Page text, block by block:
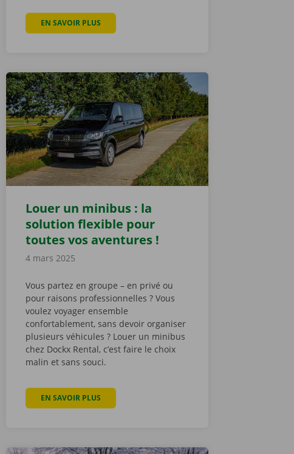
EN SAVOIR PLUS
Louer un minibus : la
solution flexible pour
toutes vos aventures !
4 mars 2025
Vous partez en groupe – en privé ou
pour raisons professionnelles ? Vous
voulez voyager ensemble
confortablement, sans devoir organiser
plusieurs véhicules ? Louer un minibus
chez Dockx Rental, c’est faire le choix
malin et sans souci.
EN SAVOIR PLUS